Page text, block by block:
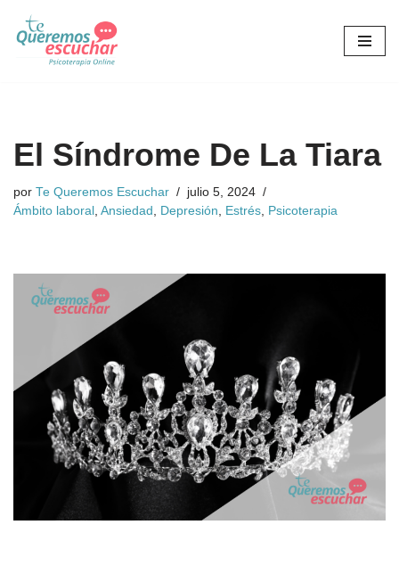
Saltar
El Síndrome De La Tiara
por Te Queremos Escuchar
julio 5, 2024
Ámbito laboral , Ansiedad , Depresión, Estrés, Psicoterapia